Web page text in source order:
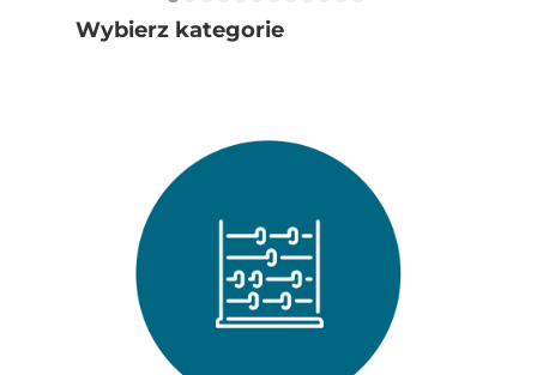
Wybierz kategorie